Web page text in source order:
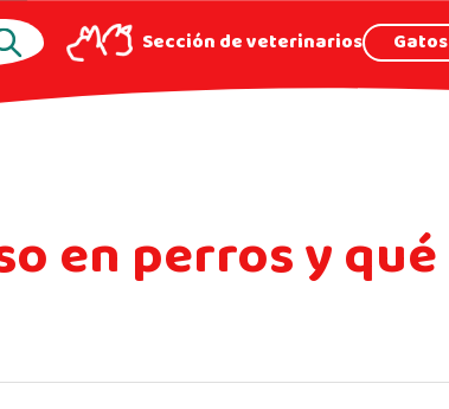
Sección de veterinarios Gatos
en perros y qué